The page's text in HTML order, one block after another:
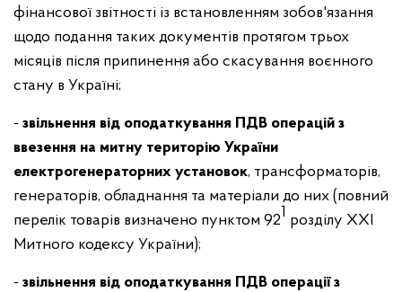
фінансової звітності із встановленням зобов'язання
щодо подання таких документів протягом трьох
місяців після припинення або скасування воєнного
стану в Україні;
- звільнення від оподаткування ПДВ операцій з
ввезення на митну територію України
електрогенераторних установок, трансформаторів,
генераторів, обладнання та матеріали до них (повний
перелік товарів визначено пунктом 921 розділу XXI
Митного кодексу України);
- звільнення від оподаткування ПДВ операції з